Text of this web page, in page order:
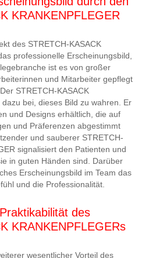
KRANKENPFLEGER
des STRETCH-KASACK
professionelle Erscheinungsbild,
ist es von großer
und Mitarbeiter gepflegt
STRETCH-KASACK
dazu bei, dieses Bild zu wahren. Er
und Designs erhältlich, die auf
und Präferenzen abgestimmt
und sauberer STRETCH-
signalisiert den Patienten und
in guten Händen sind. Darüber
Erscheinungsbild im Team das
und die Professionalität.
des
KRANKENPFLEGERs
wesentlicher Vorteil des